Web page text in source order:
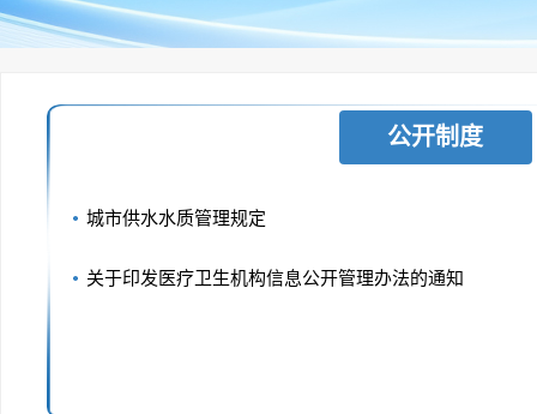
公开制度
城市供水水质管理规定
关于印发医疗卫生机构信息公开管理办法的通知